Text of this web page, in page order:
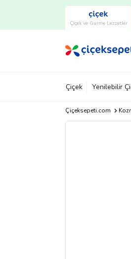
Çiçek ve Gurme Lezzetler
Çiçek Yenilebilir
Çiçeksepeti.com